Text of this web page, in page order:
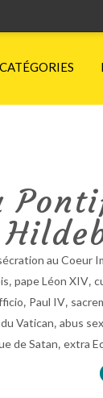
CATÉGORIES
au Coeur
, pape Léon XIV,
, Paul IV,
Vatican, abus
de Satan, extra